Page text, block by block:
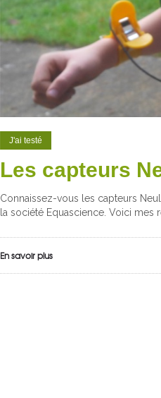
J'ai testé
Les capteurs
Connaissez-vous les capteurs
la société Equascience. Voici
En savoir plus